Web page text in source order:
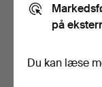
samtids.
på
Du kan læse